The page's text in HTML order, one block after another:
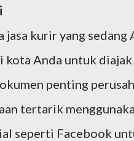
jasa kurir yang
kota Anda untuk
penting
tertarik
seperti Facebook